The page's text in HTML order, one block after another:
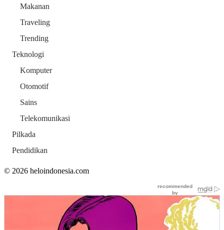
Makanan
Traveling
Trending
Teknologi
Komputer
Otomotif
Sains
Telekomunikasi
Pilkada
Pendidikan
© 2026 heloindonesia.com